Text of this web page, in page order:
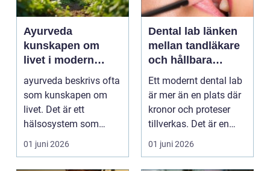
Ayurveda
kunskapen om
livet i modern
vardag
ayurveda beskrivs ofta
som kunskapen om
livet. Det är ett
hälsosystem som
betonar balans, helhet
och...
01 juni 2026
Dental lab länken
mellan tandläkare
och hållbara
leenden
Ett modernt dental lab
är mer än en plats där
kronor och proteser
tillverkas. Det är en
teknisk och ...
01 juni 2026